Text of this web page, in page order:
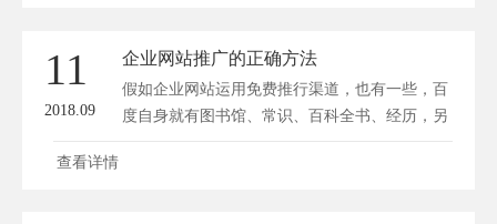
11
2018.09
企业网站推广的正确方法
假如企业网站运用免费推行渠道，也有一些，百
度自身就有图书馆、常识、百科全书、经历，另
一...
查看详情